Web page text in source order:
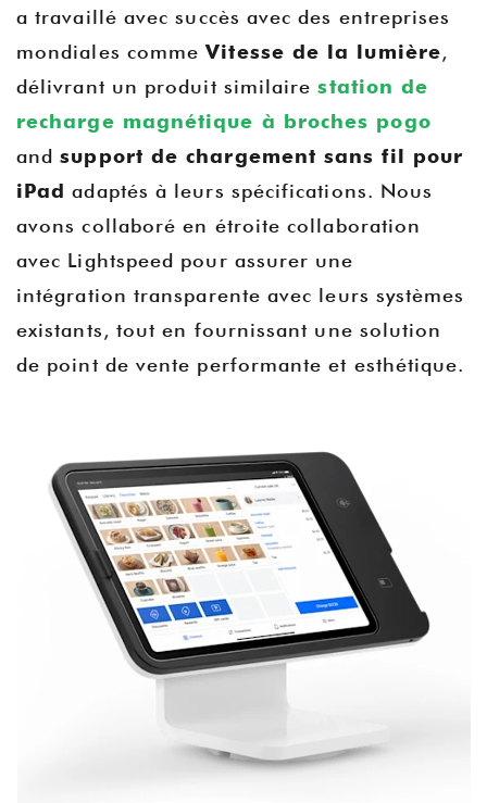
a travaillé avec succès avec des entreprises
mondiales commeVitesse de la lumière,
délivrant un produit similairestation de
recharge magnétique à broches pogo
andsupport de chargement sans fil pour
iPad adaptés à leurs spécifications. Nous
avons collaboré en étroite collaboration
avec Lightspeed pour assurer une
intégration transparente avec leurs systèmes
existants, tout en fournissant une solution
de point de vente performante et esthétique.